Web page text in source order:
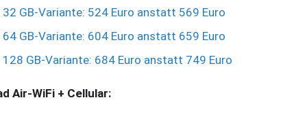
32 GB-Variante: 524 Euro anstatt 569 Euro
64 GB-Variante: 604 Euro anstatt 659 Euro
128 GB-Variante: 684 Euro anstatt 749 Euro
Air-WiFi + Cellular: